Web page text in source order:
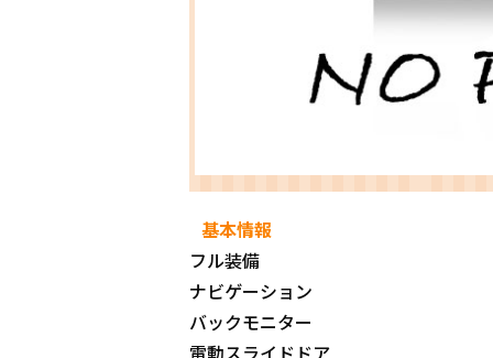
基本情報
フル装備
ナビゲーション
バックモニター
電動スライドドア